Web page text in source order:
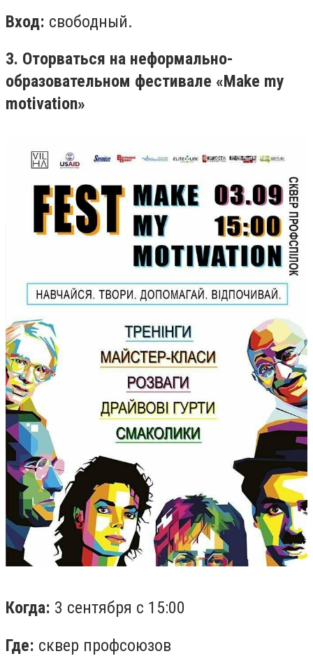
Вход: свободный.
3. Оторваться на неформально-
образовательном фестивале «Make my
motivation»
Когда: 3 сентября с 15:00
Где: сквер профсоюзов